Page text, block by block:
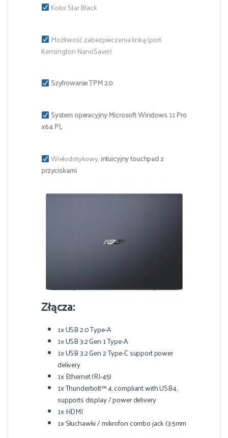
Kolor Star Black
Możliwość zabezpieczenia linką (port
Kensington NanoSaver)
Szyfrowanie TPM 2.0
System operacyjny Microsoft Windows 11 Pro
x64 PL
Wielodotykowy,intuicyjny touchpad z
przyciskami
Złącza:
1x USB 2.0 Type-A
1x USB 3.2 Gen 1 Type-A
1x USB 3.2 Gen 2 Type-C support power
delivery
1x Ethernet (RJ-45)
1x Thunderbolt™ 4, compliant with USB4,
supports display / power delivery
1x HDMI
1x Słuchawki / mikrofon combo jack (3.5mm